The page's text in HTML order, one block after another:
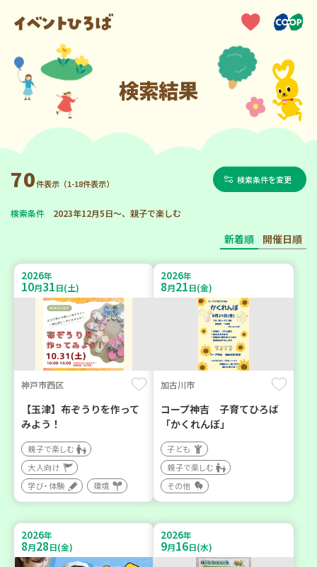
検索結果
70件表示（1-18件表示） 検索条件を変更
検索条件 2023年12月5日～、親子で楽しむ
新着順 開催日順
2026年
10月31日(土)
神戸市西区
【玉津】布ぞうりを作って
みよう！
親子で楽しむ
大人向け
学び・体験
環境
2026年
8月21日(金)
加古川市
コープ神吉 子育てひろば
「かくれんぼ」
子ども
親子で楽しむ
その他
2026年
8月28日(金)
2026年
9月16日(水)